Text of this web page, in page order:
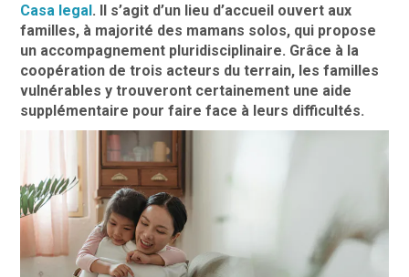
Casa legal. Il s’agit d’un lieu d’accueil ouvert aux
familles, à majorité des mamans solos, qui propose
un accompagnement pluridisciplinaire. Grâce à la
coopération de trois acteurs du terrain, les familles
vulnérables y trouveront certainement une aide
supplémentaire pour faire face à leurs difficultés.